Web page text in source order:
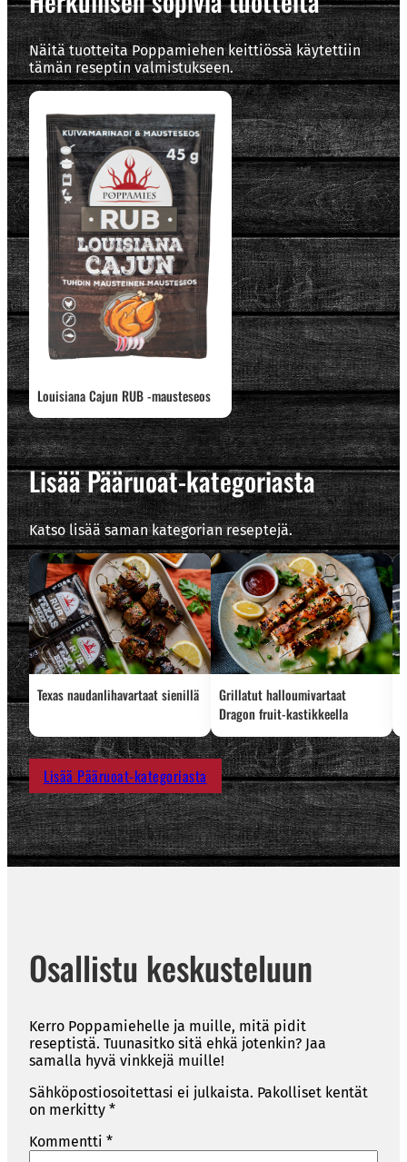
Näitä tuotteita Poppamiehen keittiössä käytettiin
tämän reseptin valmistukseen.
Louisiana Cajun RUB -mausteseos
Lisää Pääruoat-kategoriasta
Katso lisää saman kategorian reseptejä.
Texas naudanlihavartaat sienillä
Grillatut halloumivartaat
Dragon fruit-kastikkeella
Lisää Pääruoat-kategoriasta
Osallistu keskusteluun
Kerro Poppamiehelle ja muille, mitä pidit
reseptistä. Tuunasitko sitä ehkä jotenkin? Jaa
samalla hyvä vinkkejä muille!
Sähköpostiosoitettasi ei julkaista. Pakolliset kentät
on merkitty *
Kommentti *